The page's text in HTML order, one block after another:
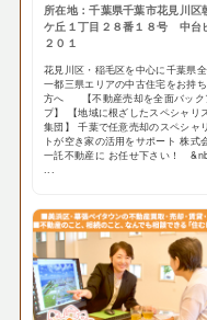
所在地：千葉県千葉市花見川区
ケ丘１丁目２８番１８号 中台
２０１
花見川区・稲毛区を中心に千葉県
一都三県エリアの中古住宅をお持
方へ 【不動産売却を全面バック
プ】 【地域に根ざしたスペシャリ
集団】 千葉で任意売却のスペシャ
トが空き家の活用をサポート 株式
一託不動産に お任せ下さい！
...